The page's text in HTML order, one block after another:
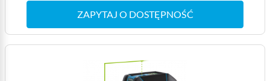
ZAPYTAJ O DOSTĘPNOŚĆ